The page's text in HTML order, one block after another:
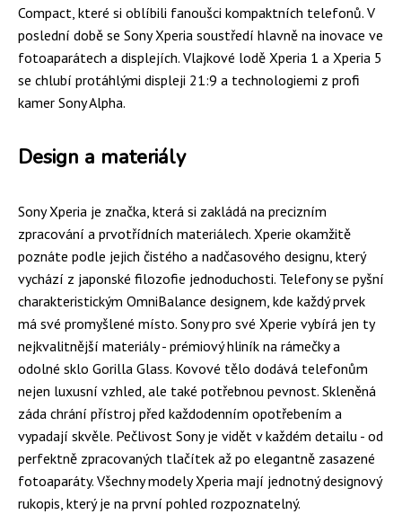
Compact, které si oblíbili fanoušci kompaktních telefonů. V
poslední době se Sony Xperia soustředí hlavně na inovace ve
fotoaparátech a displejích. Vlajkové lodě Xperia 1 a Xperia 5
se chlubí protáhlými displeji 21:9 a technologiemi z profi
kamer Sony Alpha.
Design a materiály
Sony Xperia je značka, která si zakládá na precizním
zpracování a prvotřídních materiálech. Xperie okamžitě
poznáte podle jejich čistého a nadčasového designu, který
vychází z japonské filozofie jednoduchosti. Telefony se pyšní
charakteristickým OmniBalance designem, kde každý prvek
má své promyšlené místo. Sony pro své Xperie vybírá jen ty
nejkvalitnější materiály - prémiový hliník na rámečky a
odolné sklo Gorilla Glass. Kovové tělo dodává telefonům
nejen luxusní vzhled, ale také potřebnou pevnost. Skleněná
záda chrání přístroj před každodenním opotřebením a
vypadají skvěle. Pečlivost Sony je vidět v každém detailu - od
perfektně zpracovaných tlačítek až po elegantně zasazené
fotoaparáty. Všechny modely Xperia mají jednotný designový
rukopis, který je na první pohled rozpoznatelný.